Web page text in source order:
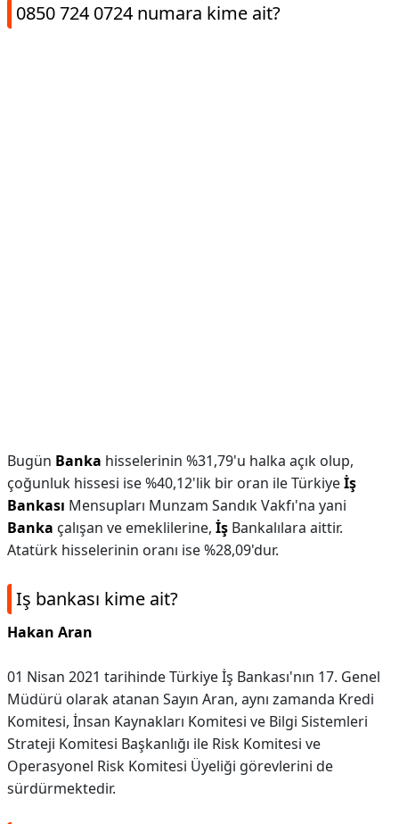
0850 724 0724 numara kime ait?
Bugün Banka hisselerinin %31,79'u halka açık olup,
çoğunluk hissesi ise %40,12'lik bir oran ile Türkiyeİş
Bankası Mensupları Munzam Sandık Vakfı'na yani
Banka çalışan ve emeklilerine, İş Bankalılara aittir.
Atatürk hisselerinin oranı ise %28,09'dur.
Iş bankası kime ait?
Hakan Aran
01 Nisan 2021 tarihinde Türkiye İş Bankası'nın 17. Genel
Müdürü olarak atanan Sayın Aran, aynı zamanda Kredi
Komitesi, İnsan Kaynakları Komitesi ve Bilgi Sistemleri
Strateji Komitesi Başkanlığı ile Risk Komitesi ve
Operasyonel Risk Komitesi Üyeliği görevlerini de
sürdürmektedir.